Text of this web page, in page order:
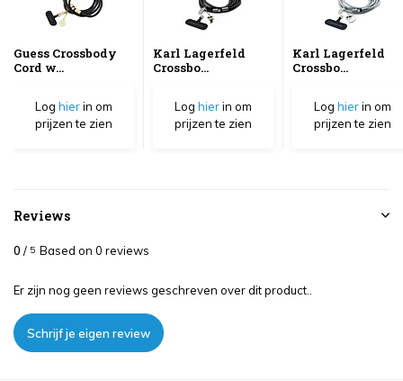
Guess Crossbody
Cord w...
Log hierin om
prijzen te zien
Karl Lagerfeld
Crossbo...
Log hierin om
prijzen te zien
Karl Lagerfeld
Crossbo...
Log hierin om
prijzen te zien
Reviews
0 / 5 Based on 0 reviews
Er zijn nog geen reviews geschreven over dit product..
Schrijf je eigen review